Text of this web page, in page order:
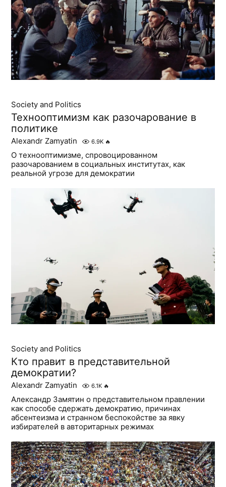
Society and Politics
Технооптимизм как разочарование в
политике
Alexandr Zamyatin 6.9K 🔥
О технооптимизме, спровоцированном
разочарованием в социальных институтах, как
реальной угрозе для демократии
Society and Politics
Кто правит в представительной
демократии?
Alexandr Zamyatin 6.1K 🔥
Александр Замятин о представительном правлении
как способе сдержать демократию, причинах
абсентеизма и странном беспокойстве за явку
избирателей в авторитарных режимах